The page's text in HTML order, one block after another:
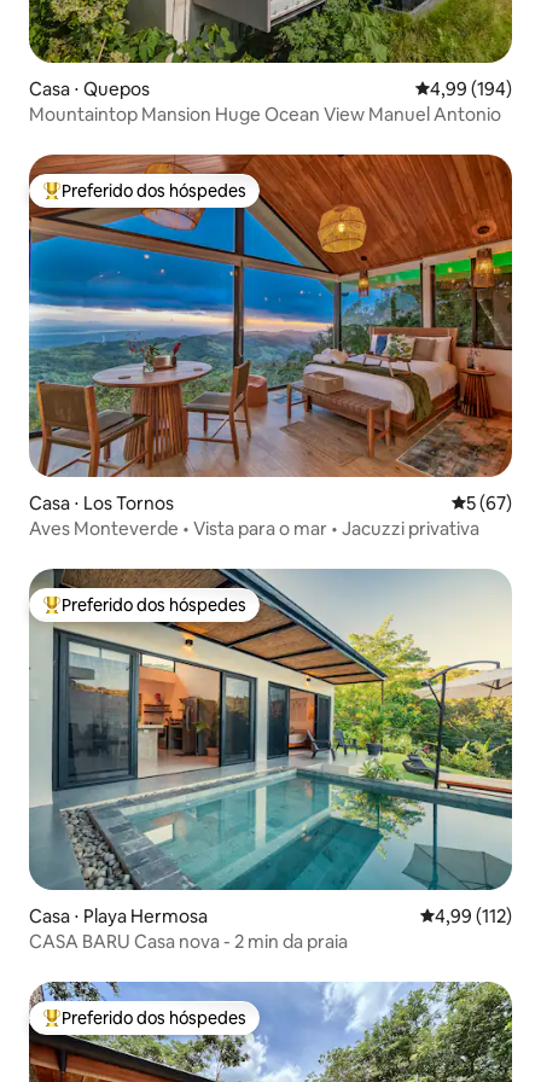
Casa ⋅ Quepos 4,99 de uma
4,99 (194)
Mountaintop Mansion Huge Ocean View Manuel Antonio
Entre os melhores preferidos dos hóspedes
Preferido dos hóspedes
Casa ⋅ Los Tornos 5 de uma
5 (67)
Aves Monteverde • Vista para o mar • Jacuzzi privativa
Entre os melhores preferidos dos hóspedes
Preferido dos hóspedes
Casa ⋅ Playa Hermosa 4,99 de uma
4,99 (112)
CASA BARU Casa nova - 2 min da praia
Entre os melhores preferidos dos hóspedes
Preferido dos hóspedes